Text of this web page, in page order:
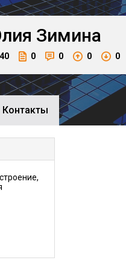
Зимина
40 0 0 0 0
Контакты